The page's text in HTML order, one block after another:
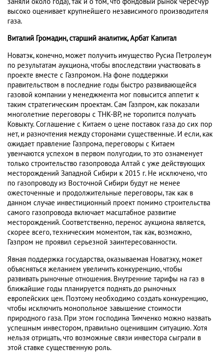
высоко оценивает крупнейшего независимого производителя
газа.
Виталий Громадин, старший аналитик, Арбат Капитал
Новатэк, конечно, может получить имущество Русиа Петролеум
по результатам аукциона, чтобы впоследствии участвовать в
проекте вместе с Газпромом. На фоне поддержки
правительством в последние годы быстро развивающейся
газовой компании у менеджмента мог повысится аппетит к
таким стратегическим проектам. Сам Газпром, как показали
многолетние переговоры с ТНК-ВР, не торопится получать
Ковыкту. Соглашение с Китаем о цене поставок газа до сих пор
нет, и разночтения между сторонами существенные. И если, как
ожидает правление Газпрома, переговоры с Китаем
увенчаются успехом в первом полугодии, то это ознаменует
только строительство газопровода Алтай с уже действующих
месторождений Западной Сибири к 2015 г. Не исключено, что
по газопроводу из Восточной Сибири будут не менее
ожесточенные и продолжительные переговоры, так как в
данном случае инвестиционный проект помимо строительства
самого газопровода включает масштабное развитие
месторождений. Соответственно, перенос аукциона является,
скорее всего, техническим моментом, так как, возможно,
Газпром не проявил серьезной заинтересованности.
Явная поддержка государства, оказываемая Новатэку, может
объясняться желанием увеличить конкуренцию, чтобы
развивать рыночные отношения. Внутренние тарифы на газ в
ближайшие годы планируется поднять до рыночных
европейских цен. Поэтому необходимо создать конкуренцию,
чтобы исключить монопольное завышение стоимости
природного газа. При этом господина Тимченко можно назвать
успешным инвестором, правильно оценившим ситуацию. Хотя
нельзя отрицать, что возможные связи инвестора сыграли в
этой ставке существенную роль.